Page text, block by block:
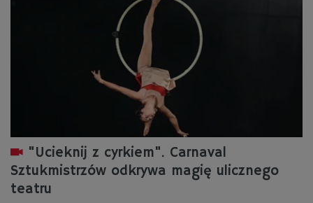
"Ucieknij z cyrkiem". Carnaval
Sztukmistrzów odkrywa magię ulicznego
teatru